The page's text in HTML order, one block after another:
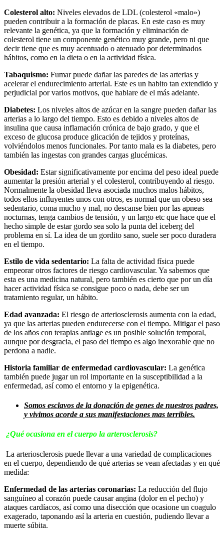
Colesterol alto: Niveles elevados de LDL (colesterol «malo»)
pueden contribuir a la formación de placas. En este caso es muy
relevante la genética, ya que la formación y eliminación de
colesterol tiene un componente genético muy grande, pero ni que
decir tiene que es muy acentuado o atenuado por determinados
hábitos, como en la dieta o en la actividad física.
Tabaquismo: Fumar puede dañar las paredes de las arterias y
acelerar el endurecimiento arterial. Este es un habito tan extendido y
perjudicial por varios motivos, que hablare de el más adelante.
Diabetes: Los niveles altos de azúcar en la sangre pueden dañar las
arterias a lo largo del tiempo. Esto es debido a niveles altos de
insulina que causa inflamación crónica de bajo grado, y que el
exceso de glucosa produce glicación de tejidos y proteínas,
volviéndolos menos funcionales. Por tanto mala es la diabetes, pero
también las ingestas con grandes cargas glucémicas.
Obesidad: Estar significativamente por encima del peso ideal puede
aumentar la presión arterial y el colesterol, contribuyendo al riesgo.
Normalmente la obesidad lleva asociada muchos malos hábitos,
todos ellos influyentes unos con otros, es normal que un obeso sea
sedentario, coma mucho y mal, no descanse bien por las apneas
nocturnas, tenga cambios de tensión, y un largo etc que hace que el
hecho simple de estar gordo sea solo la punta del iceberg del
problema en sí. La idea de un gordito sano, suele ser poco duradera
en el tiempo.
Estilo de vida sedentario: La falta de actividad física puede
empeorar otros factores de riesgo cardiovascular. Ya sabemos que
esta es una medicina natural, pero también es cierto que por un día
hacer actividad física se consigue poco o nada, debe ser un
tratamiento regular, un hábito.
Edad avanzada: El riesgo de arteriosclerosis aumenta con la edad,
ya que las arterias pueden endurecerse con el tiempo. Mitigar el paso
de los años con terapias antiage es un posible solución temporal,
aunque por desgracia, el paso del tiempo es algo inexorable que no
perdona a nadie.
Historia familiar de enfermedad cardiovascular: La genética
también puede jugar un rol importante en la susceptibilidad a la
enfermedad, así como el entorno y la epigenética.
Somos esclavos de la donación de genes de nuestros padres,
y vivimos acorde a sus manifestaciones mas terribles.
¿Qué ocasiona en el cuerpo la arterosclerosis?
La arteriosclerosis puede llevar a una variedad de complicaciones
en el cuerpo, dependiendo de qué arterias se vean afectadas y en qué
medida:
Enfermedad de las arterias coronarias: La reducción del flujo
sanguíneo al corazón puede causar angina (dolor en el pecho) y
ataques cardíacos, así como una disección que ocasione un coagulo
exagerado, taponando así la arteria en cuestión, pudiendo llevar a
muerte súbita.